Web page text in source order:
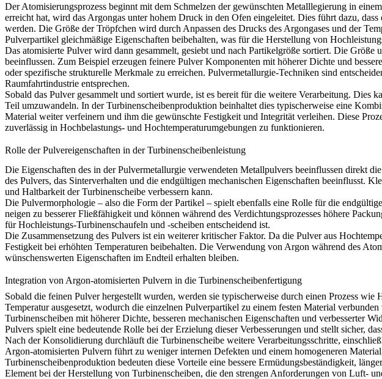
Der Atomisierungsprozess beginnt mit dem Schmelzen der gewünschten Metalllegierung in
erreicht hat, wird das Argongas unter hohem Druck in den Ofen eingeleitet. Dies führt dazu,
werden. Die Größe der Tröpfchen wird durch Anpassen des Drucks des Argongases und der
Pulverpartikel gleichmäßige Eigenschaften beibehalten, was für die Herstellung von
Das atomisierte Pulver wird dann gesammelt, gesiebt und nach Partikelgröße sortiert. Die
beeinflussen. Zum Beispiel erzeugen feinere Pulver Komponenten mit höherer Dichte und
oder spezifische strukturelle Merkmale zu erreichen. Pulvermetallurgie-Techniken sind
Raumfahrtindustrie entsprechen.
Sobald das Pulver gesammelt und sortiert wurde, ist es bereit für die weitere Verarbeitung. Dies
Teil umzuwandeln. In der Turbinenscheibenproduktion beinhaltet dies typischerweise eine
Material weiter verfeinern und ihm die gewünschte Festigkeit und Integrität verleihen. Diese
zuverlässig in Hochbelastungs- und Hochtemperaturumgebungen zu funktionieren.
Rolle der Pulvereigenschaften in der Turbinenscheibenleistung
Die Eigenschaften des in der Pulvermetallurgie verwendeten Metallpulvers beeinflussen direkt
des Pulvers, das Sinterverhalten und die endgültigen mechanischen Eigenschaften beeinflusst.
und Haltbarkeit derTurbinenscheibe verbessern kann.
Die Pulvermorphologie – also die Form der Partikel – spielt ebenfalls eine Rolle für die
neigen zu besserer Fließfähigkeit und können während des Verdichtungsprozesses höhere
für Hochleistungs-Turbinenschaufeln und -scheiben entscheidend ist.
Die Zusammensetzung des Pulvers ist ein weiterer kritischer Faktor. Da die Pulver aus
Festigkeit bei erhöhten Temperaturen beibehalten. Die Verwendung von Argon während des
wünschenswerten Eigenschaften im Endteil erhalten bleiben.
Integration von Argon-atomisierten Pulvern in die Turbinenscheibenfertigung
Sobald die feinen Pulver hergestellt wurden, werden sie typischerweise durch einen Prozess
Temperatur ausgesetzt, wodurch die einzelnen Pulverpartikel zu einem festen Material
Turbinenscheiben mit höherer Dichte, besseren mechanischen Eigenschaften und verbesserter
Pulvers spielt eine bedeutende Rolle bei der Erzielung dieser Verbesserungen und stellt sicher,
Nach der Konsolidierung durchläuft die Turbinenscheibe weitere Verarbeitungsschritte,
Argon-atomisierten Pulvern führt zu weniger internen Defekten und einem homogeneren
Turbinenscheibenproduktion bedeuten diese Vorteile eine bessere Ermüdungsbeständigkeit,
Element bei der Herstellung von Turbinenscheiben, die den strengen Anforderungen von Luft-